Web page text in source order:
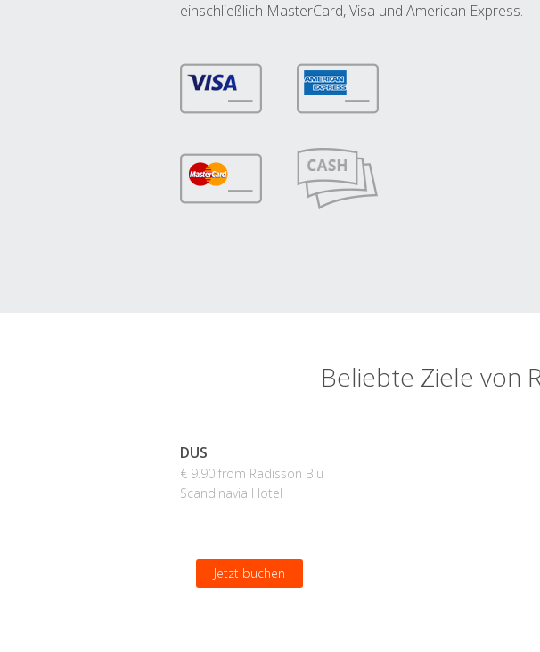
einschließlich MasterCard, Visa und American Express.
Beliebte Ziele von
DUS
€ 9.90 from Radisson Blu
Scandinavia Hotel
Jetzt buchen